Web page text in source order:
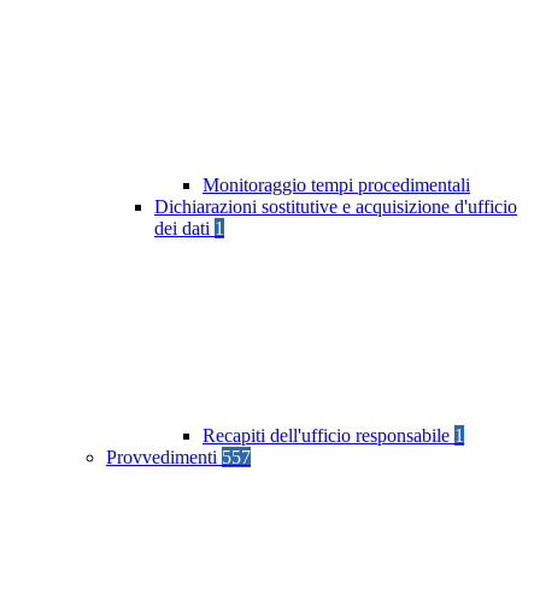
Monitoraggio tempi procedimentali
Dichiarazioni sostitutive e acquisizione d'ufficio
dei dati 1
Recapiti dell'ufficio responsabile 1
Provvedimenti 557